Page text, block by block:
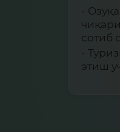
-
сотиб
-
этиш